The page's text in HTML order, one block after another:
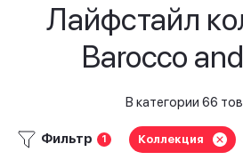
Лайфстайл
Barocco
В категории 66
Фильтр 1 Коллекция